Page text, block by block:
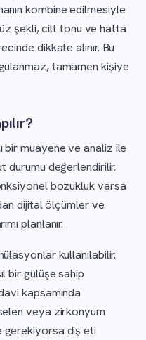
kombine edilmesiyle
şekli, cilt tonu ve hatta
dikkate alınır. Bu
tamamen kişiye
muayene ve analiz ile
durumu değerlendirilir.
bozukluk varsa
dijital ölçümler ve
planlanır.
kullanılabilir.
bir gülüşe sahip
kapsamında
veya zirkonyum
gerekiyorsa diş eti